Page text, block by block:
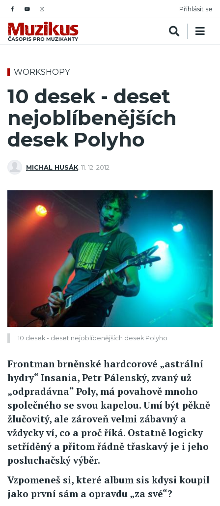
Přihlásit se
WORKSHOPY
10 desek - deset
nejoblíbenějších
desek Polyho
MICHAL HUSÁK 11. 12. 2012
10 desek - deset nejoblíbenějších desek Polyho
Frontman brněnské hardcorové „astrální
hydry“ Insania, Petr Pálenský, zvaný už
„odpradávna“ Poly, má povahově mnoho
společného se svou kapelou. Umí být pěkně
žlučovitý, ale zároveň velmi zábavný a
vždycky ví, co a proč říká. Ostatně logicky
setříděný a přitom řádně třaskavý je i jeho
posluchačský výběr.
Vzpomeneš si, které album sis kdysi koupil
jako první sám a opravdu „za své“?